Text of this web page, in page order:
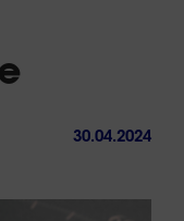
30.04.2024